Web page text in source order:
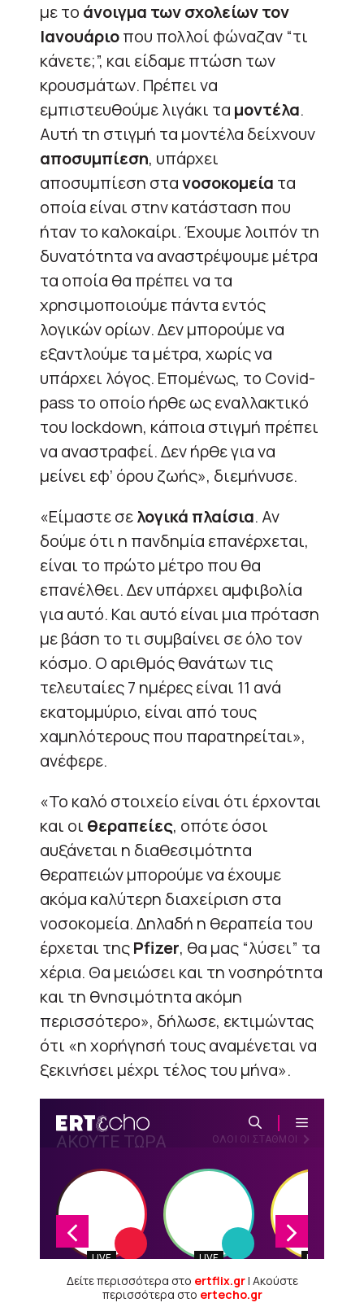
με το άνοιγμα των σχολείων τον
Ιανουάριοπου πολλοί φώναζαν “τι
κάνετε;”, και είδαμε πτώση των
κρουσμάτων. Πρέπει να
εμπιστευθούμε λιγάκι τα μοντέλα.
Αυτή τη στιγμή τα μοντέλα δείχνουν
αποσυμπίεση, υπάρχει
αποσυμπίεση στανοσοκομεία τα
οποία είναι στην κατάσταση που
ήταν το καλοκαίρι. Έχουμε λοιπόν τη
δυνατότητα να αναστρέψουμε μέτρα
τα οποία θα πρέπει να τα
χρησιμοποιούμε πάντα εντός
λογικών ορίων. Δεν μπορούμε να
εξαντλούμε τα μέτρα, χωρίς να
υπάρχει λόγος. Επομένως, το Covid-
pass το οποίο ήρθε ως εναλλακτικό
του lockdown, κάποια στιγμή πρέπει
να αναστραφεί. Δεν ήρθε για να
μείνει εφ’ όρου ζωής», διεμήνυσε.
«Είμαστε σελογικά πλαίσια. Αν
δούμε ότι η πανδημία επανέρχεται,
είναι το πρώτο μέτρο που θα
επανέλθει. Δεν υπάρχει αμφιβολία
για αυτό. Και αυτό είναι μια πρόταση
με βάση το τι συμβαίνει σε όλο τον
κόσμο. Ο αριθμός θανάτων τις
τελευταίες 7 ημέρες είναι 11 ανά
εκατομμύριο, είναι από τους
χαμηλότερους που παρατηρείται»,
ανέφερε.
«Το καλό στοιχείο είναι ότι έρχονται
και οι θεραπείες, οπότε όσοι
αυξάνεται η διαθεσιμότητα
θεραπειών μπορούμε να έχουμε
ακόμα καλύτερη διαχείριση στα
νοσοκομεία. Δηλαδή η θεραπεία του
έρχεται τηςPfizer, θα μας “λύσει” τα
χέρια. Θα μειώσει και τη νοσηρότητα
και τη θνησιμότητα ακόμη
περισσότερο», δήλωσε, εκτιμώντας
ότι «η χορήγησή τους αναμένεται να
ξεκινήσει μέχρι τέλος του μήνα».
Δείτε περισσότερα στο ertflix.gr| Ακούστε
περισσότερα στο ertecho.gr